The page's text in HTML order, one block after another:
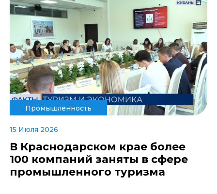
Промышленность
15 Июля 2026
В Краснодарском крае более
100 компаний заняты в сфере
промышленного туризма